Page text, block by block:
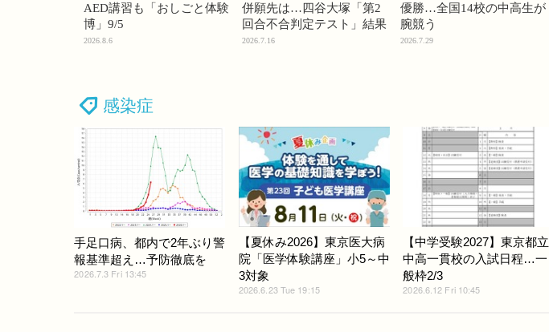
AED講習も「おしごと体験
博」9/5
2026.8.6
併願先は…四谷大塚「第2
回合不合判定テスト」結果
2026.7.16
優勝…全国14校の中高生が
腕競う
2026.7.29
感染症
手足口病、都内で2年ぶり警
報基準超え…予防徹底を
2026.7.3 Fri 13:45
【夏休み2026】東京医大病
院「医学体験講座」小5～中
3対象
2026.6.23 Tue 19:15
【中学受験2027】東京都立
中高一貫校の入試日程…一
般枠2/3
2026.6.12 Fri 10:45